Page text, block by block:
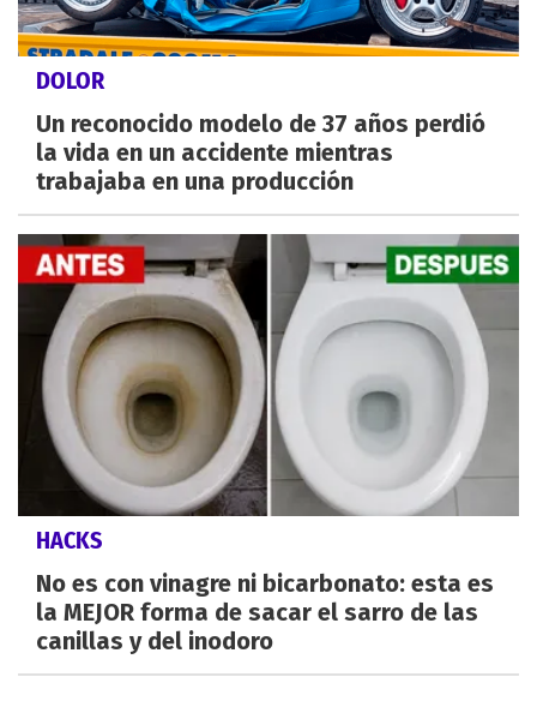
DOLOR
Un reconocido modelo de 37 años perdió
la vida en un accidente mientras
trabajaba en una producción
HACKS
No es con vinagre ni bicarbonato: esta es
la MEJOR forma de sacar el sarro de las
canillas y del inodoro